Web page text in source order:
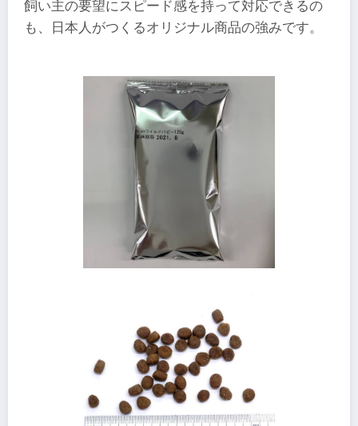
飼い主の要望にスピード感を持って対応できるの
も、日本人がつくるオリジナル商品の強みです。